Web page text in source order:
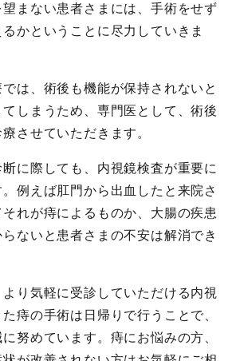
まない患者さまには、手術をせず
かということに尽力していきま
は、術後も機能が保持されないと
しまうため、専門医として、術後
させていただきます。
に際しても、内視鏡検査が重要に
例えば肛門から出血したと来院さ
れが痔によるものか、大腸の疾患
ないと患者さまの不安は解消でき
り気軽に受診していただける内視
痔の手術は日帰りで行うことで、
努めています。痔にお悩みの方、